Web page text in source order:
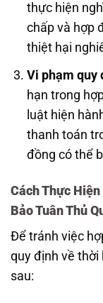
thực hiện
chấp và hợp
thiệt hại
Vi phạm quy
hạn trong
luật hiện
thanh toán
đồng có thể
Cách Thực
Bảo Tuân Thủ
Để tránh việc
quy định về thời
sau: